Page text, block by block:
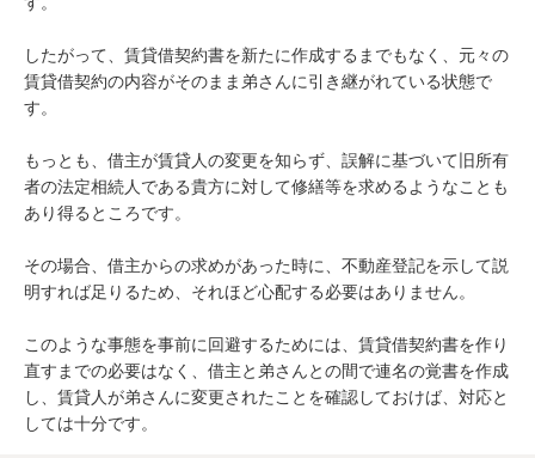
したがって、賃貸借契約書を新たに作成するまでもなく、元々の
賃貸借契約の内容がそのまま弟さんに引き継がれている状態で
す。
もっとも、借主が賃貸人の変更を知らず、誤解に基づいて旧所有
者の法定相続人である貴方に対して修繕等を求めるようなことも
あり得るところです。
その場合、借主からの求めがあった時に、不動産登記を示して説
明すれば足りるため、それほど心配する必要はありません。
このような事態を事前に回避するためには、賃貸借契約書を作り
直すまでの必要はなく、借主と弟さんとの間で連名の覚書を作成
し、賃貸人が弟さんに変更されたことを確認しておけば、対応と
しては十分です。